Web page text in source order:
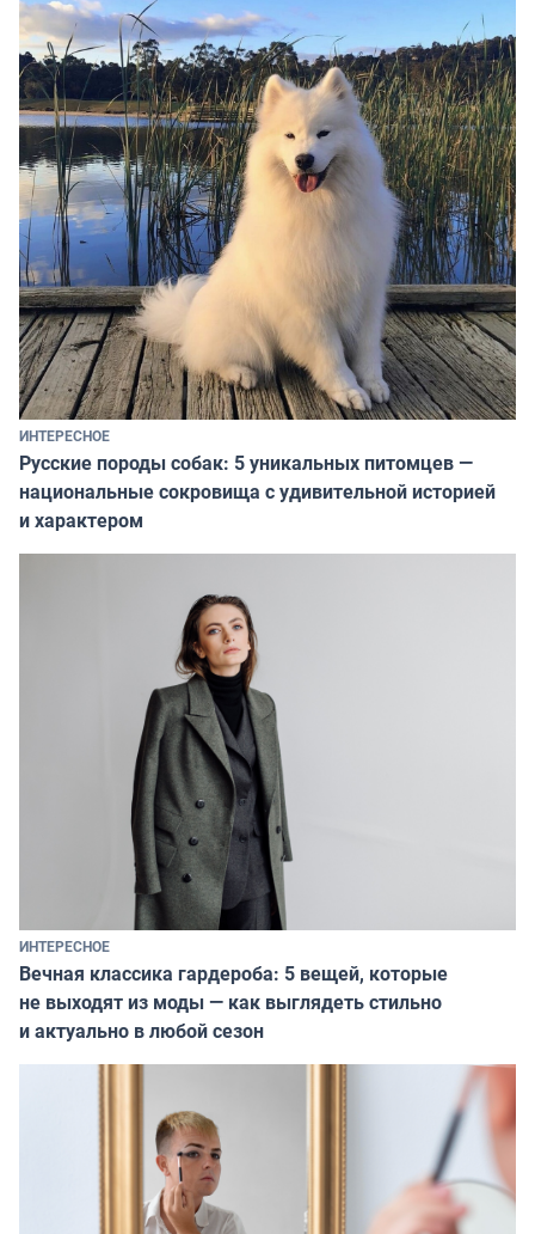
ИНТЕРЕСНОЕ
Русские породы собак: 5 уникальных питомцев —
национальные сокровища с удивительной историей
и характером
ИНТЕРЕСНОЕ
Вечная классика гардероба: 5 вещей, которые
не выходят из моды — как выглядеть стильно
и актуально в любой сезон